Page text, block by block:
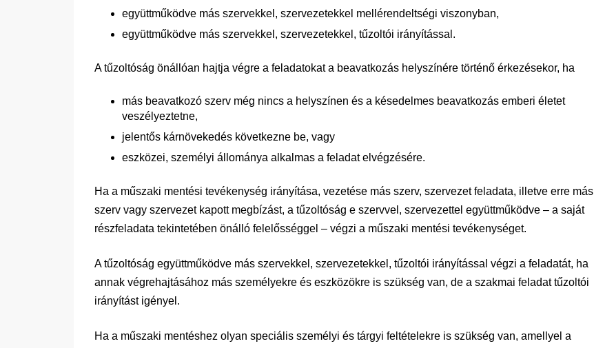
együttműködve más szervekkel, szervezetekkel mellérendeltségi viszonyban,
együttműködve más szervekkel, szervezetekkel, tűzoltói irányítással.
A tűzoltóság önállóan hajtja végre a feladatokat a beavatkozás helyszínére történő érkezésekor, ha
más beavatkozó szerv még nincs a helyszínen és a késedelmes beavatkozás emberi életet
veszélyeztetne,
jelentős kárnövekedés következne be, vagy
eszközei, személyi állománya alkalmas a feladat elvégzésére.
Ha a műszaki mentési tevékenység irányítása, vezetése más szerv, szervezet feladata, illetve erre más
szerv vagy szervezet kapott megbízást, a tűzoltóság e szervvel, szervezettel együttműködve – a saját
részfeladata tekintetében önálló felelősséggel – végzi a műszaki mentési tevékenységet.
A tűzoltóság együttműködve más szervekkel, szervezetekkel, tűzoltói irányítással végzi a feladatát, ha
annak végrehajtásához más személyekre és eszközökre is szükség van, de a szakmai feladat tűzoltói
irányítást igényel.
Ha a műszaki mentéshez olyan speciális személyi és tárgyi feltételekre is szükség van, amellyel a